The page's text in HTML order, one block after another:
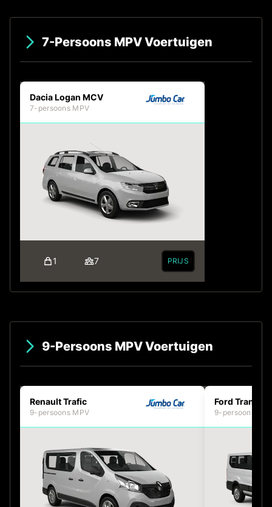
7-Persoons MPV Voertuigen
Dacia Logan MCV
7-persoons MPV
1 7 PRIJS
9-Persoons MPV Voertuigen
Renault Trafic
9-persoons MPV
Ford Transit
9-persoons